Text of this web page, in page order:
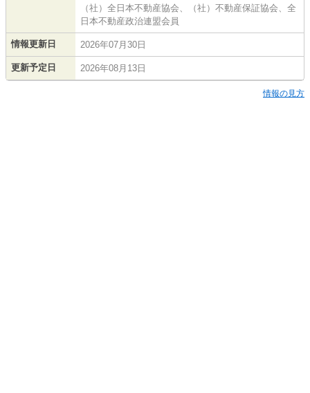
（社）全日本不動産協会、（社）不動産保証協会、全
日本不動産政治連盟会員
情報更新日 2026年07月30日
更新予定日 2026年08月13日
情報の見方